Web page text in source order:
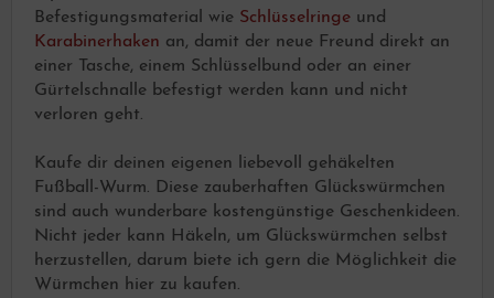
Befestigungsmaterial wie Schlüsselringe und
Karabinerhaken an, damit der neue Freund direkt an
einer Tasche, einem Schlüsselbund oder an einer
Gürtelschnalle befestigt werden kann und nicht
verloren geht.
Kaufe dir deinen eigenen liebevoll gehäkelten
Fußball-Wurm. Diese zauberhaften Glückswürmchen
sind auch wunderbare kostengünstige Geschenkideen.
Nicht jeder kann Häkeln, um Glückswürmchen selbst
herzustellen, darum biete ich gern die Möglichkeit die
Würmchen hier zu kaufen.